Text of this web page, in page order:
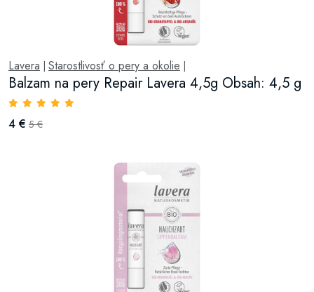
Lavera Starostlivosť o pery a okolie
Balzam na pery Repair Lavera 4,5g Obsah: 4,5 g
4 € 5 €